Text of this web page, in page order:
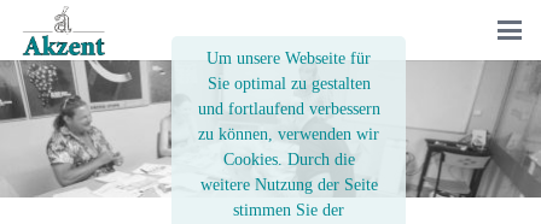
Um unsere Webseite für
Sie optimal zu gestalten
und fortlaufend verbessern
zu können, verwenden wir
Cookies. Durch die
weitere Nutzung der Seite
stimmen Sie der